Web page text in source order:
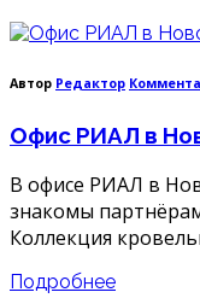
Автор Редактор
Офис РИАЛ в
В офисе РИАЛ в
знакомы
Коллекция
Подробнее